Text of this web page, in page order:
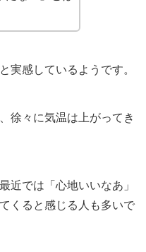
実感しているようです。
徐々に気温は上がってき
近では「心地いいなあ」
くると感じる人も多いで